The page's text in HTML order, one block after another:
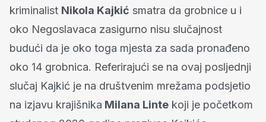
kriminalist Nikola Kajkić smatra da grobnice u i
oko Negoslavaca zasigurno nisu slučajnost
budući da je oko toga mjesta za sada pronađeno
oko 14 grobnica. Referirajući se na ovaj posljednji
slučaj Kajkić je na društvenim mrežama podsjetio
na izjavu krajišnika Milana Linte koji je početkom